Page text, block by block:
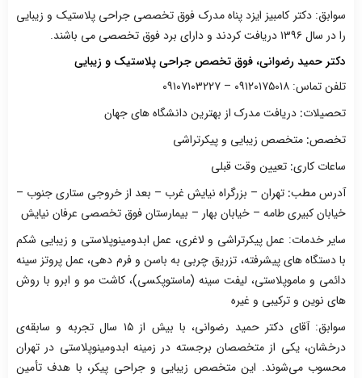
سوابق: دکتر کامبیز ایزد پناه مدرک فوق تخصصی جراحی پلاستیک و زیبایی
را در سال ۱۳۹۶ دریافت کردند و دارای برد فوق تخصصی می باشند.
دکتر حمید رضوانی، فوق تخصص جراحی پلاستیک و زیبایی
تلفن تماس: ۰۹۱۲۰۱۷۵۰۱۸ – ۰۹۱۰۷۱۰۳۲۲۷
تحصیلات: دریافت مدرک از بهترین دانشگاه های جهان
تخصص: متخصص زیبایی و پیکرتراشی
ساعات کاری: تعیین وقت قبلی
آدرس مطب: تهران – بزرگراه نیایش غرب – بعد از خروجی ستاری جنوب –
خیابان کبیری طامه – خیابان بهار – بیمارستان فوق تخصصی عرفان نیایش
سایر خدمات: عمل پیکرتراشی و لاغری، عمل ابدومینوپلاستی و زیبایی شکم
با دستگاه های پیشرفته، تزریق چربی به باسن و فرم دهی، عمل پروتز سینه
دائمی و ماموپلاستی، لیفت سینه (ماستوپکسی)، کاشت مو و ابرو با روش
های نوین و ترکیبی و غیره
سوابق: آقای دکتر حمید رضوانی، با بیش از ۱۵ سال تجربه و سابقه‌ی
درخشان، یکی از متخصصان برجسته در زمینه ابدومینوپلاستی در تهران
محسوب می‌شوند. این متخصص زیبایی و جراحی پیکر، با هدف تأمین